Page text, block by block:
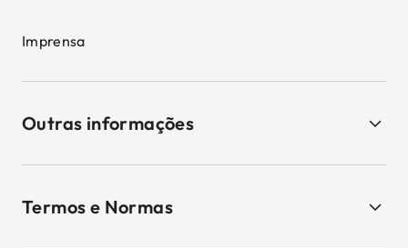
Imprensa
Outras informações
Termos e Normas